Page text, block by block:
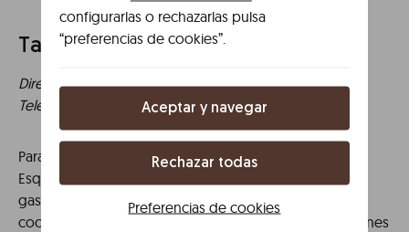
Tasca da Esquina
Dirección:Rua Domingos Sequeira 41C, 1350-122 Lisboa
Teléfono:
+351 218 032 815
Para cenar con estilo, reserva una mesa en Tasca da
Esquina. Este restaurante ofrece una experiencia
gastronómica contemporánea con un enfoque en la
cocina portuguesa. Desde platos de autor hasta opciones
configurarlas o rechazarlas pulsa
“preferencias de cookies”.
Aceptar y navegar
Rechazar todas
Preferencias de cookies